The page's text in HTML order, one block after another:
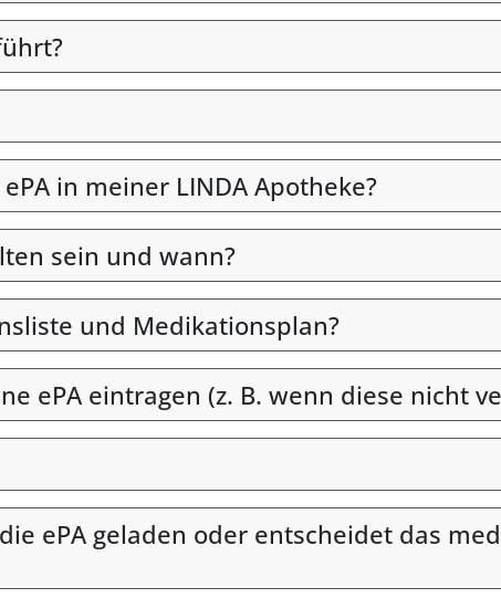
in meiner LINDA Apotheke?
sein und wann?
und Medikationsplan?
ePA eintragen (z. B. wenn diese nicht
ePA geladen oder entscheidet das